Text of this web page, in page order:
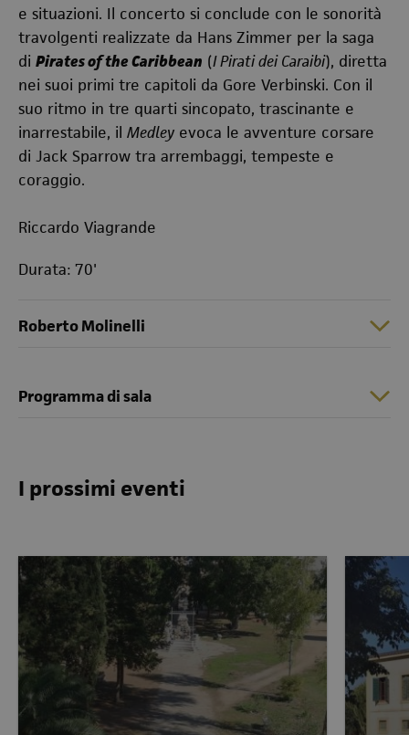
e situazioni. Il concerto si conclude con le sonorità
travolgenti realizzate da Hans Zimmer per la saga
di Pirates of the Caribbean (I Pirati dei Caraibi), diretta
nei suoi primi tre capitoli da Gore Verbinski. Con il
suo ritmo in tre quarti sincopato, trascinante e
inarrestabile, il Medley evoca le avventure corsare
di Jack Sparrow tra arrembaggi, tempeste e
coraggio.
Riccardo Viagrande
Durata: 70'
Roberto Molinelli
Programma di sala
I prossimi eventi